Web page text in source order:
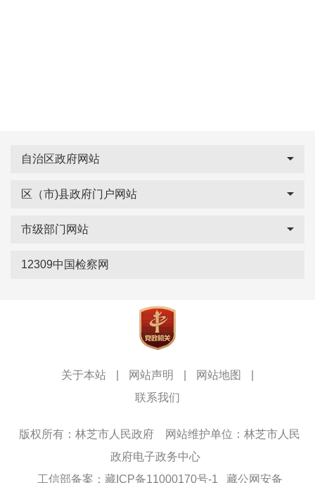
自治区政府网站
区（市)县政府门户网站
市级部门网站
12309中国检察网
关于本站 网站声明 网站地图
联系我们
版权所有：林芝市人民政府
网站维护单位：林芝市人民
政府电子政务中心
工信部备案：藏ICP备11000170号-1
藏公网安备